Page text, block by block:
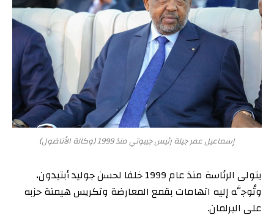
إسماعيل عمر جيلة رئيس جيبوتي منذ 1999 (وكالة الأناضول)
يتولى الرئاسة منذ عام 1999 خلفا لحسن جوليد أبتيدون،
وتُوجَّه إليه اتهامات بقمع المعارضة وتكريس هيمنة حزبه
على البرلمان.